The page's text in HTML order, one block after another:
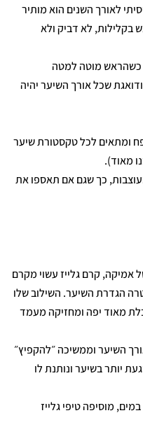
לאורך השנים הוא מותיר
בקלילות, לא דביק ולא
כשהראש מוטה למטה
שכל אורך השיער יהיה
ומתאים לכל טקסטורת שיער
מאוד).
כך שגם אם תאספו את
הבא ברוטינה שלי זה גלייז 20% של אמיקה, קרם גלייז עשוי מקרם
הגדרת השיער. השילוב שלו
מאוד יפה ומחזיקה מעמד
השיער וממשיכה ״להקפיץ״
יותר בשיער ונותנת לו
מוסיפה טיפי גלייז